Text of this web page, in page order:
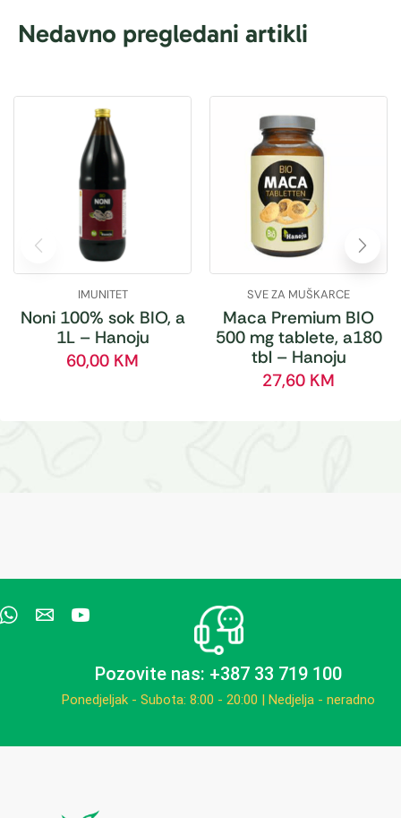
Nedavno pregledani artikli
IMUNITET
Noni 100% sok BIO, a
1L – Hanoju
60,00 KM
SVE ZA MUŠKARCE
Maca Premium BIO
500 mg tablete, a180
tbl – Hanoju
27,60 KM
Pozovite nas: +387 33 719 100
Ponedjeljak - Subota: 8:00 - 20:00 | Nedjelja - neradno